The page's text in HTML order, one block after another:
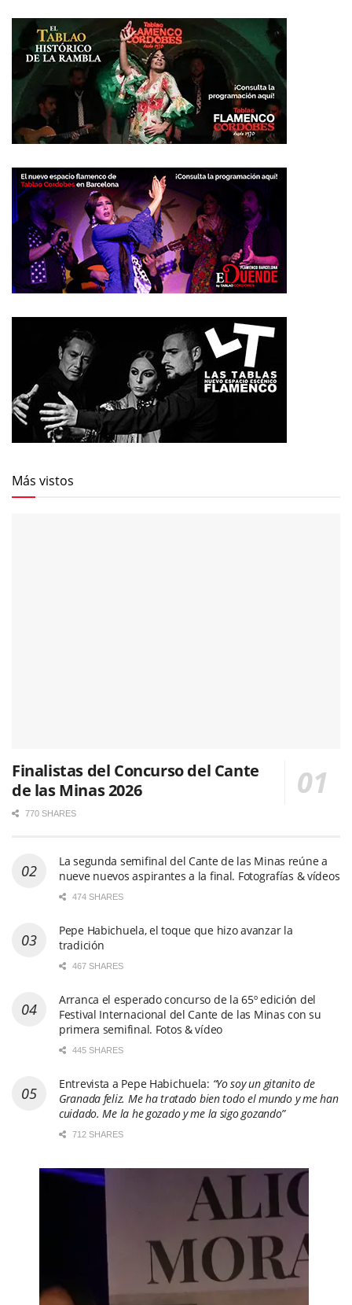
Más vistos
Finalistas del Concurso del Cante
de las Minas 2026
770 SHARES
La segunda semifinal del Cante de las Minas reúne a
nueve nuevos aspirantes a la final. Fotografías & vídeos
474 SHARES
Pepe Habichuela, el toque que hizo avanzar la
tradición
467 SHARES
Arranca el esperado concurso de la 65º edición del
Festival Internacional del Cante de las Minas con su
primera semifinal. Fotos & vídeo
445 SHARES
Entrevista a Pepe Habichuela: “Yo soy un gitanito de
Granada feliz. Me ha tratado bien todo el mundo y me han
cuidado. Me la he gozado y me la sigo gozando”
712 SHARES